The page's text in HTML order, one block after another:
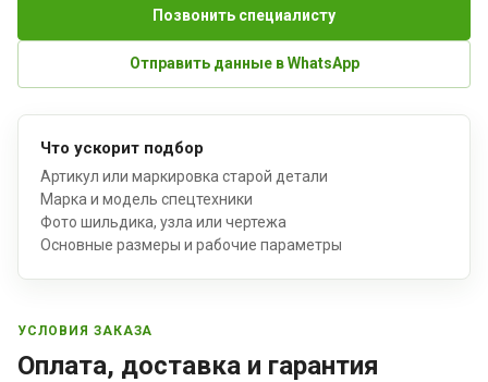
Позвонить специалисту
Отправить данные в WhatsApp
Что ускорит подбор
Артикул или маркировка старой детали
Марка и модель спецтехники
Фото шильдика, узла или чертежа
Основные размеры и рабочие параметры
УСЛОВИЯ ЗАКАЗА
Оплата, доставка и гарантия